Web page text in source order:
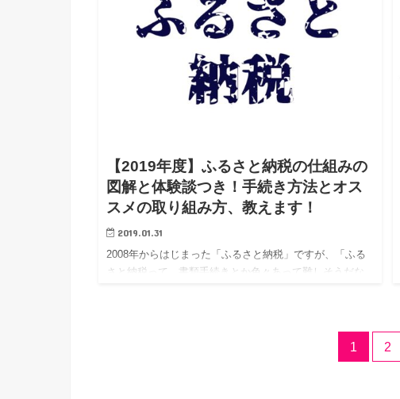
いページに見覚えありませんでしょうか？ ちなみにこの
場合はサーバー側の問題でウェブサイトが見られない状
況を表してます。 …
【2019年度】ふるさと納税の仕組みの
図解と体験談つき！手続き方法とオス
スメの取り組み方、教えます！
2019.01.31
2008年からはじまった「ふるさと納税」ですが、「ふる
さと納税って、書類手続きとか色々あって難しそうだな
1 2